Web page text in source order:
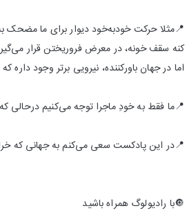
📍مثلا حرکت خودبه‌خود دیوار برای ما مضحک
کنه سقف خونه، در معرض فروریختن قرار
اما در جهان باورکننده، نیرویی برتر وجود
📍ما فقط به خودِ ماجرا توجه می‌کنیم درحالی
📍در این پادکست سعی می‌کنم به جهانی که
🔘با رادیولوگ همراه باشید